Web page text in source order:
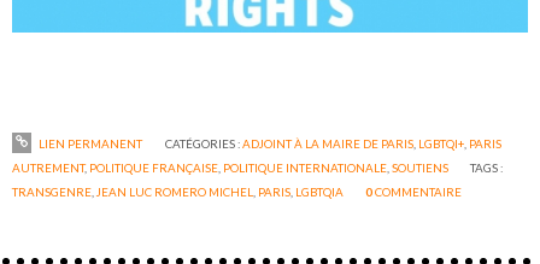
LIEN PERMANENT CATÉGORIES :ADJOINT À LA MAIRE DE PARIS, LGBTQI+, PARIS
AUTREMENT, POLITIQUE FRANÇAISE POLITIQUE INTERNATIONALE ,SOUTIENS
TAGS :
TRANSGENRE JEAN LUC ROMERO MICHEL PARIS LGBTQIA 0COMMENTAIRE